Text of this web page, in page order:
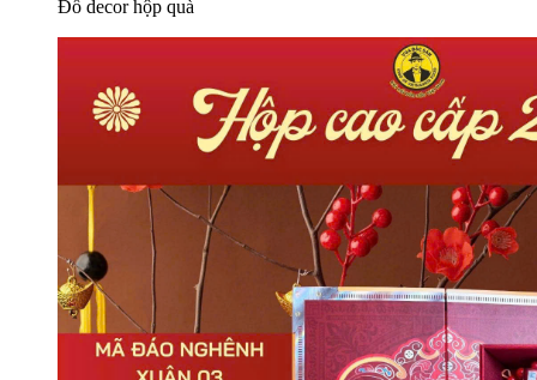
Đồ decor hộp quà